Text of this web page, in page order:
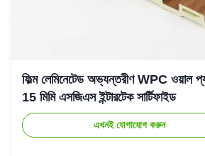
ফিল্ম লেমিনেটেড অভ্যন্তরীণ WPC ওয়াল
15 মিমি এসজিএস ইন্টারটেক সার্টিফাইড
এখনই যোগাযোগ করুন